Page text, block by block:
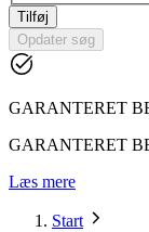
Tilføj
Opdater søg
GARANTERET
GARANTERET
Læs mere
Start